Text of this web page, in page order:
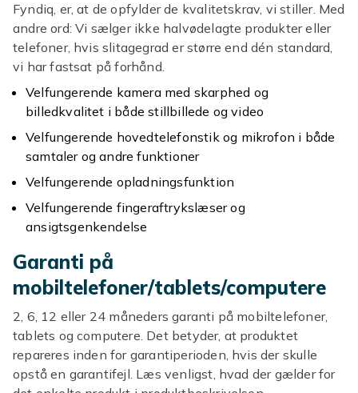
Fyndiq, er, at de opfylder de kvalitetskrav, vi stiller. Med
andre ord: Vi sælger ikke halvødelagte produkter eller
telefoner, hvis slitagegrad er større end dén standard,
vi har fastsat på forhånd.
Velfungerende kamera med skarphed og
billedkvalitet i både stillbillede og video
Velfungerende hovedtelefonstik og mikrofon i både
samtaler og andre funktioner
Velfungerende opladningsfunktion
Velfungerende fingeraftrykslæser og
ansigtsgenkendelse
Garanti på
mobiltelefoner/tablets/computere
2, 6, 12 eller 24 måneders garanti på mobiltelefoner,
tablets og computere. Det betyder, at produktet
repareres inden for garantiperioden, hvis der skulle
opstå en garantifejl. Læs venligst, hvad der gælder for